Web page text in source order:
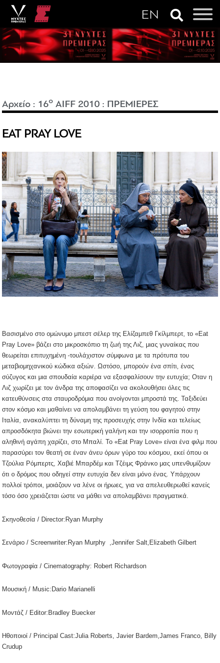
Αρχείο : 16o AIFF 2010 : ΠΡΕΜΙΕΡΕΣ
EAT PRAY LOVE
Βασισμένο στο ομώνυμο μπεστ σέλερ της Ελίζαμπεθ Γκίλμπερτ, το «Eat
Pray Love» βάζει στο μικροσκόπιο τη ζωή της Λιζ, μιας γυναίκας που
θεωρείται επιτυχημένη -τουλάχιστον σύμφωνα με τα πρότυπα του
μεταβιομηχανικού κώδικα αξιών. Ωστόσο, μπορούν ένα σπίτι, ένας
σύζυγος και μια σπουδαία καριέρα να εξασφαλίσουν την ευτυχία; Οταν η
Λιζ χωρίζει με τον άνδρα της αποφασίζει να ακολουθήσει όλες τις
κατευθύνσεις στα σταυροδρόμια που ανοίγονται μπροστά της. Ταξιδεύει
στον κόσμο και μαθαίνει να απολαμβάνει τη γεύση του φαγητού στην
Ιταλία, ανακαλύπτει τη δύναμη της προσευχής στην Ινδία και τελείως
απροσδόκητα βιώνει την εσωτερική γαλήνη και την ισορροπία που η
αληθινή αγάπη χαρίζει, στο Μπαλί. Το «Eat Pray Love» είναι ένα φιλμ που
παρασύρει τον θεατή σε έναν άνευ όρων γύρο του κόσμου, εκεί όπου οι
Τζούλια Ρόμπερτς, Χαβιέ Μπαρδέμ και Τζέιμς Φράνκο μας υπενθυμίζουν
ότι ο δρόμος που οδηγεί στην ευτυχία δεν είναι μόνο ένας. Υπάρχουν
πολλοί τρόποι, μοιάζουν να λένε οι ήρωες, για να απελευθερωθεί κανείς
τόσο όσο χρειάζεται ώστε να μάθει να απολαμβάνει πραγματικά.
Σκηνοθεσία / Director:Ryan Murphy
Σενάριο / Screenwriter:Ryan Murphy ,Jennifer Salt,Elizabeth Gilbert
Φωτογραφία / Cinematography: Robert Richardson
Μουσική / Music:Dario Marianelli
Μοντάζ / Editor:Bradley Buecker
Ηθοποιοί / Principal Cast:Julia Roberts, Javier Bardem,James Franco, Billy
Crudup